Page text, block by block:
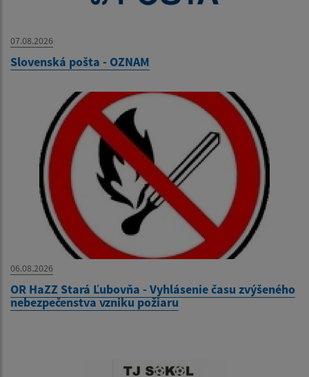
07.08.2026
Slovenská pošta - OZNAM
06.08.2026
OR HaZZ Stará Ľubovňa - Vyhlásenie času zvýšeného
nebezpečenstva vzniku požiaru